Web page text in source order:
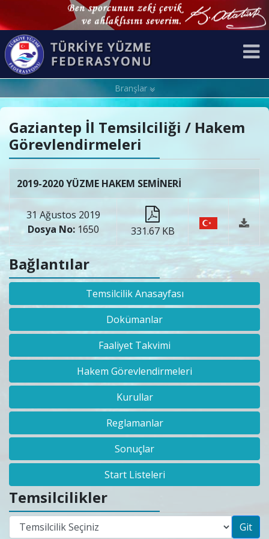
Branşlar
Gaziantep İl Temsilciliği / Hakem
Görevlendirmeleri
2019-2020 YÜZME HAKEM SEMİNERİ
31 Ağustos 2019
Dosya No:1650 331.67 KB
Bağlantılar
Temsilcilik Anasayfası
Dokümanlar
Faaliyet Takvimi
Hakem Görevlendirmeleri
Kurullar
Reglamanlar
Sonuçlar
Start Listeleri
Temsilcilikler
Git